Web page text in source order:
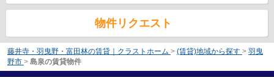
物件リクエスト
藤井寺・羽曳野・富田林の賃貸｜クラストホーム > (賃貸)地域から探す > 羽曳
野市 > 島泉の賃貸物件